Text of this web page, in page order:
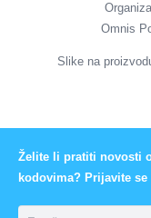
Omnis
Slike na
Želite li pratiti novosti
kodovima? Prijavite se